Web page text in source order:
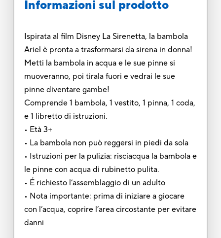
Informazioni sul prodotto
Ispirata al film Disney La Sirenetta, la bambola
Ariel è pronta a trasformarsi da sirena in donna!
Metti la bambola in acqua e le sue pinne si
muoveranno, poi tirala fuori e vedrai le sue
pinne diventare gambe!
Comprende 1 bambola, 1 vestito, 1 pinna, 1 coda,
e 1 libretto di istruzioni.
• Età 3+
• La bambola non può reggersi in piedi da sola
• Istruzioni per la pulizia: risciacqua la bambola e
le pinne con acqua di rubinetto pulita.
• É richiesto l’assemblaggio di un adulto
• Nota importante: prima di iniziare a giocare
con l’acqua, coprire l’area circostante per evitare
danni